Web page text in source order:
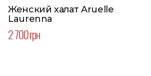
Женский халат Aruelle
Laurenna
2 700 грн